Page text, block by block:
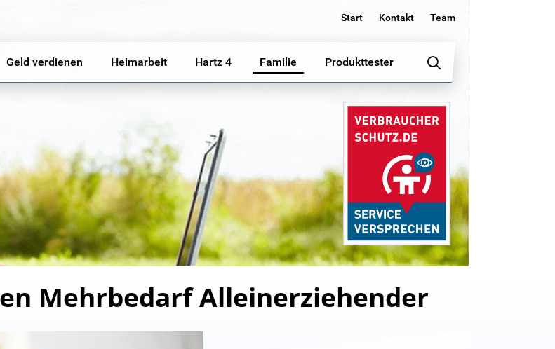
Start Kontakt Team
Geld verdienen Heimarbeit Hartz 4 Familie Produkttester
Mehrbedarf Alleinerziehender